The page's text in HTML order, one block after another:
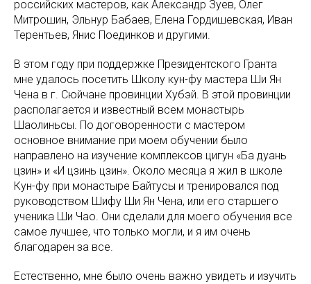
российских мастеров, как Александр Зуев, Олег
Митрошин, Эльнур Бабаев, Елена Гордишевская, Иван
Терентьев, Янис Поединков и другими.
В этом году при поддержке Президентского Гранта
мне удалось посетить Школу кун-фу мастера Ши Ян
Чена в г. Сюйчане провинции Хубэй. В этой провинции
располагается и известный всем монастырь
Шаолиньсы. По договоренности с мастером
основное внимание при моем обучении было
направлено на изучение комплексов цигун «Ба дуань
цзин» и «И цзинь цзин». Около месяца я жил в школе
Кун-фу при монастыре Байтусы и тренировался под
руководством Шифу Ши Ян Чена, или его старшего
ученика Ши Чао. Они сделали для моего обучения все
самое лучшее, что только могли, и я им очень
благодарен за все.
Естественно, мне было очень важно увидеть и изучить